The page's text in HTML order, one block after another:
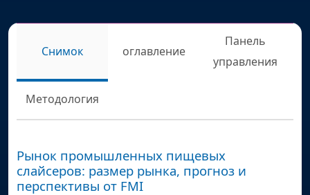
Снимок оглавление
Панель
управления
Методология
Рынок промышленных пищевых
слайсеров: размер рынка, прогноз и
перспективы от FMI